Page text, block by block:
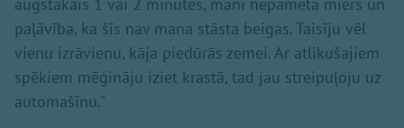
paļāvība, ka šīs nav mana stāsta beigas. Taisīju vēl
vienu izrāvienu, kāja piedūrās zemei. Ar atlikušajiem
spēkiem mēģināju iziet krastā, tad jau streipuļoju uz
automašīnu."